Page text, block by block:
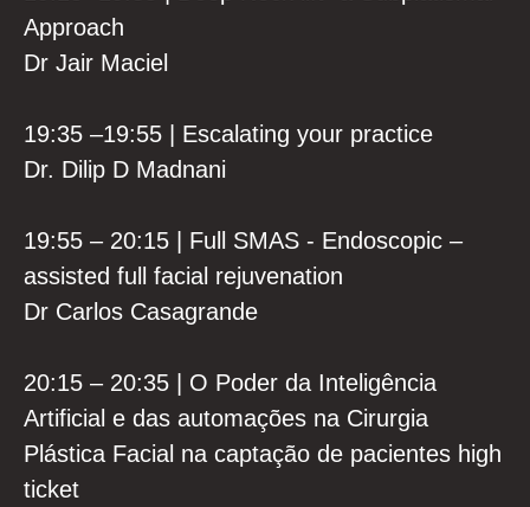
+55
Approach
Dr Jair Maciel
19:35 –19:55 | Escalating your practice
Dr. Dilip D Madnani
19:55 – 20:15 | Full SMAS - Endoscopic –
assisted full facial rejuvenation
Dr Carlos Casagrande
20:15 – 20:35 | O Poder da Inteligência
Artificial e das automações na Cirurgia
Plástica Facial na captação de pacientes high
ticket